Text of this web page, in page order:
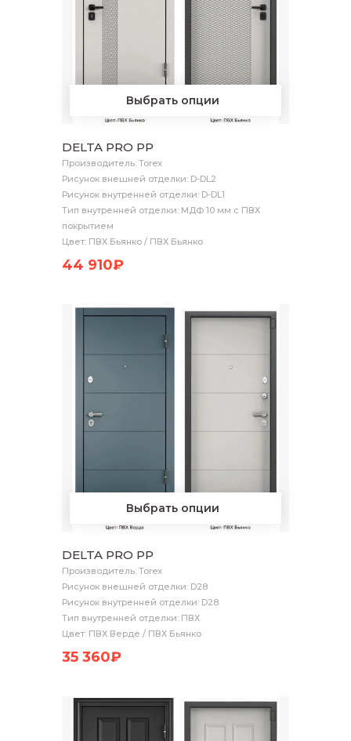
Выбрать опции
DELTA PRO PP
Производитель: Torex
Рисунок внешней отделки: D-DL2
Рисунок внутренней отделки: D-DL1
Тип внутренней отделки: МДФ 10 мм с ПВХ
покрытием
Цвет: ПВХ Бьянко / ПВХ Бьянко
44 910₽
Выбрать опции
DELTA PRO PP
Производитель: Torex
Рисунок внешней отделки: D28
Рисунок внутренней отделки: D28
Тип внутренней отделки: ПВХ
Цвет: ПВХ Верде / ПВХ Бьянко
35 360₽